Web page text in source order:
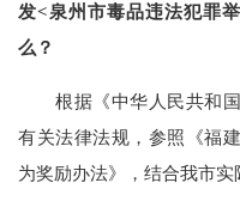
发<泉州市毒品违法犯罪
么？
根据《中华人民共和国
有关法律法规，参照《福
为奖励办法》，结合我市实